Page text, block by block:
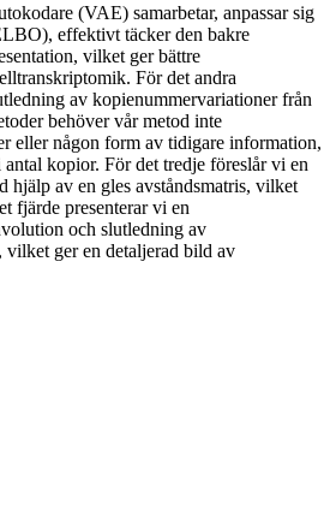
(VAE) samarbetar, anpassar sig
effektivt täcker den bakre
vilket ger bättre
För det andra
av kopienummervariationer från
behöver vår metod inte
eller någon form av tidigare information,
kopior. För det tredje föreslår vi en
hjälp av en gles avståndsmatris, vilket
fjärde presenterar vi en
och slutledning av
ger en detaljerad bild av